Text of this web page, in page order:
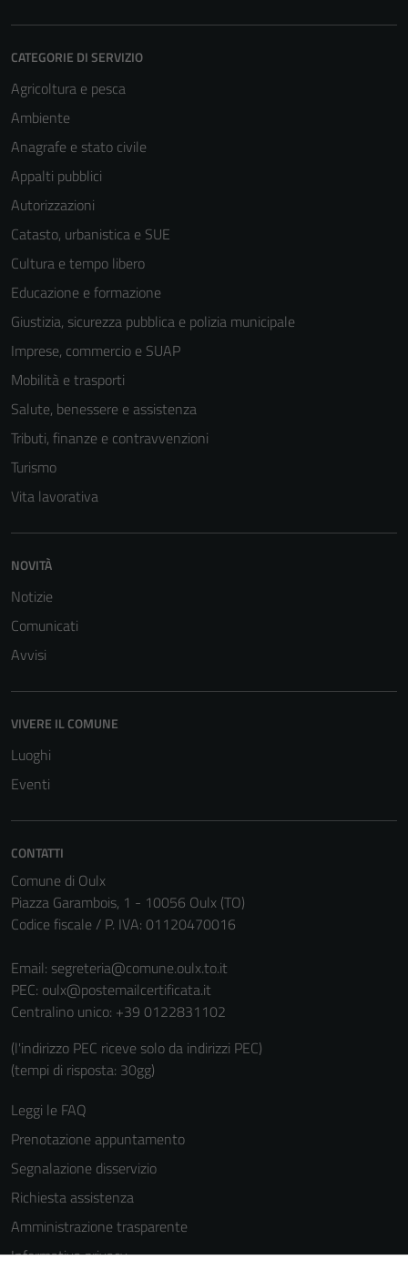
CATEGORIE DI SERVIZIO
Agricoltura e pesca
Ambiente
Anagrafe e stato civile
Appalti pubblici
Autorizzazioni
Catasto, urbanistica e SUE
Cultura e tempo libero
Educazione e formazione
Giustizia, sicurezza pubblica e polizia municipale
Imprese, commercio e SUAP
Mobilità e trasporti
Salute, benessere e assistenza
Tributi, finanze e contravvenzioni
Turismo
Vita lavorativa
NOVITÀ
Notizie
Comunicati
Avvisi
VIVERE IL COMUNE
Luoghi
Eventi
CONTATTI
Comune di Oulx
Piazza Garambois, 1 - 10056 Oulx (TO)
Codice fiscale / P. IVA: 01120470016
Email: segreteria@comune.oulx.to.it
PEC: oulx@postemailcertificata.it
Centralino unico: +39 0122831102
(l'indirizzo PEC riceve solo da indirizzi PEC)
(tempi di risposta: 30gg)
Leggi le FAQ
Prenotazione appuntamento
Segnalazione disservizio
Richiesta assistenza
Amministrazione trasparente
Informativa privacy
per il
personali.